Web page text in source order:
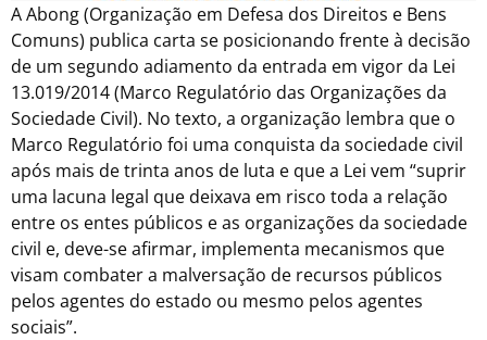
A Abong (Organização em Defesa dos Direitos e Bens
Comuns) publica carta se posicionando frente à decisão
de um segundo adiamento da entrada em vigor da Lei
13.019/2014 (Marco Regulatório das Organizações da
Sociedade Civil). No texto, a organização lembra que o
Marco Regulatório foi uma conquista da sociedade civil
após mais de trinta anos de luta e que a Lei vem “suprir
uma lacuna legal que deixava em risco toda a relação
entre os entes públicos e as organizações da sociedade
civil e, deve-se afirmar, implementa mecanismos que
visam combater a malversação de recursos públicos
pelos agentes do estado ou mesmo pelos agentes
sociais”.